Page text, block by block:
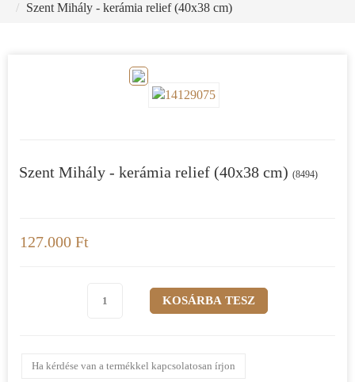
Szent Mihály - kerámia relief (40x38 cm)
Szent Mihály - kerámia relief (40x38 cm) (8494)
127.000 Ft
Ha kérdése van a termékkel kapcsolatosan írjon